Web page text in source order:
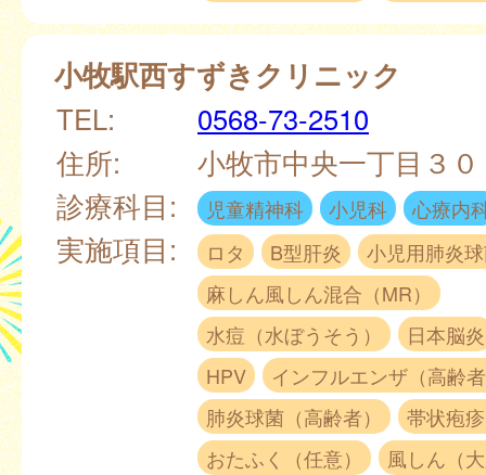
小牧駅西すずきクリニック
TEL:
0568-73-2510
住所:
小牧市中央一丁目３
診療科目:
児童精神科 小児科 心療内
実施項目: ロタ B型肝炎
小児用肺炎
麻しん風しん混合（MR）
水痘（水ぼうそう）
日本脳炎
HPV
インフルエンザ（高齢
肺炎球菌（高齢者）
帯状疱
おたふく（任意）
風しん（